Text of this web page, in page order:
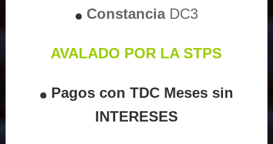
ConstanciaDC3
AVALADO POR LA STPS
Pagos con TDC Meses sin
INTERESES